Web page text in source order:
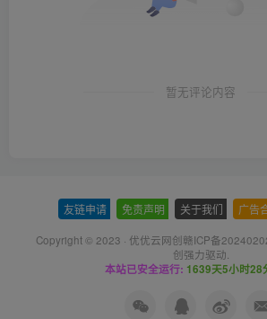
暂无评论内容
友链申请 免责声明 关于我们 广告
Copyright © 2023 · 优优云网创赣ICP备
创强力驱动.
本站已安全运行: 1639天5小时28